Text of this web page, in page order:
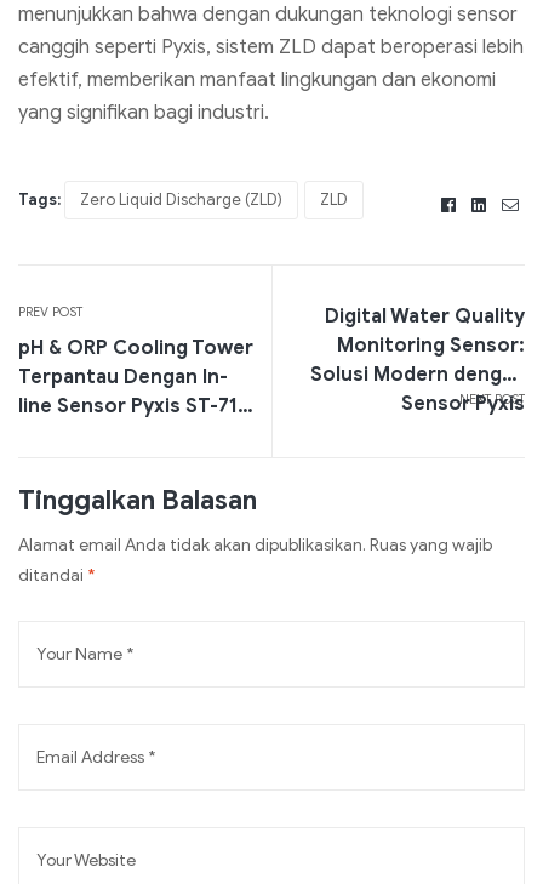
menunjukkan bahwa dengan dukungan teknologi sensor
canggih seperti Pyxis, sistem ZLD dapat beroperasi lebih
efektif, memberikan manfaat lingkungan dan ekonomi
yang signifikan bagi industri.
Tags: Zero Liquid Discharge (ZLD) ZLD Facebook
PREV POST
pH & ORP Cooling Tower
Terpantau Dengan In-
line Sensor Pyxis ST-71
NEXT POST
Digital Water Quality
Monitoring Sensor:
Solusi Modern dengan
Sensor Pyxis
Tinggalkan Balasan
Alamat email Anda tidak akan dipublikasikan. Ruas yang wajib
ditandai *